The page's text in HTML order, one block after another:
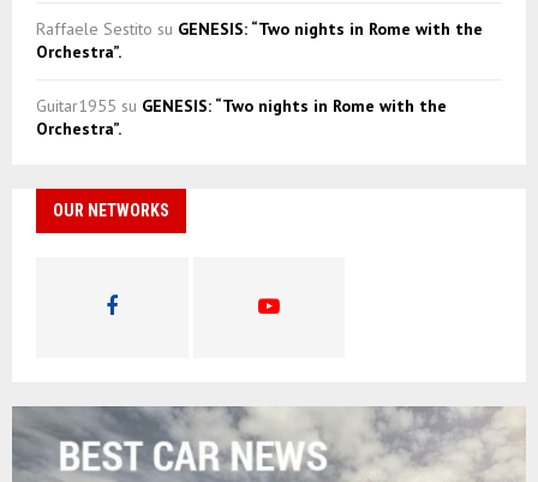
Raffaele Sestito su GENESIS: “Two nights in Rome with the
Orchestra”.
Guitar1955 su GENESIS: “Two nights in Rome with the
Orchestra”.
OUR NETWORKS